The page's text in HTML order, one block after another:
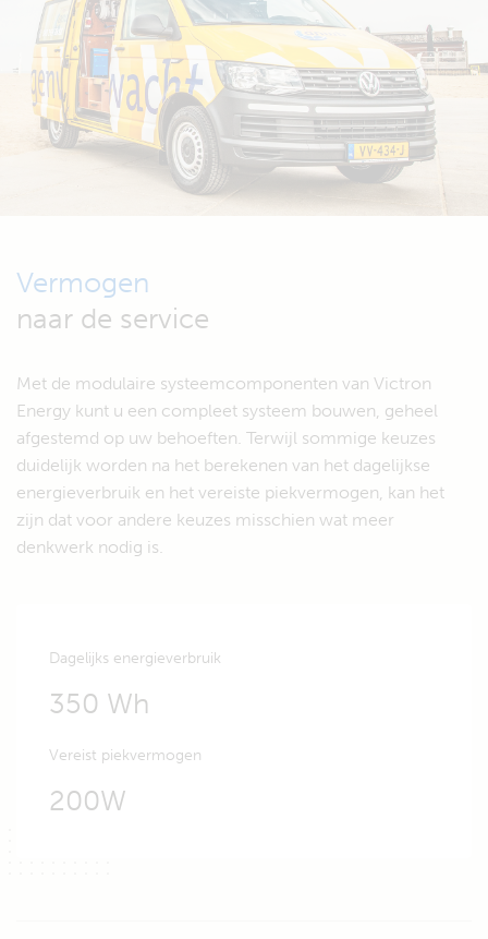
Vermogen
naar de service
Met de modulaire systeemcomponenten van Victron
Energy kunt u een compleet systeem bouwen, geheel
afgestemd op uw behoeften. Terwijl sommige keuzes
duidelijk worden na het berekenen van het dagelijkse
energieverbruik en het vereiste piekvermogen, kan het
zijn dat voor andere keuzes misschien wat meer
denkwerk nodig is.
Dagelijks energieverbruik
350 Wh
Vereist piekvermogen
200W